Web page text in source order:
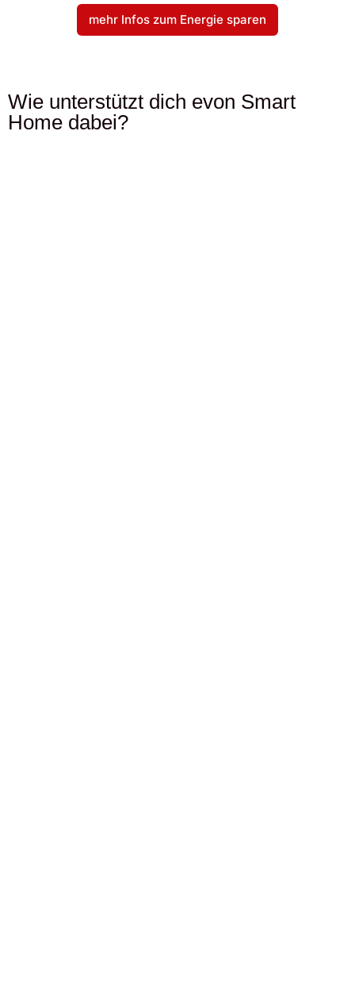
mehr Infos zum Energie sparen
Wie unterstützt dich evon Smart
Home dabei?